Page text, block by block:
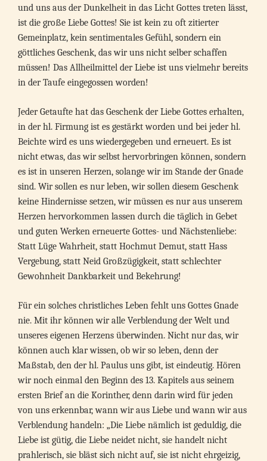
und uns aus der Dunkelheit in das Licht Gottes treten lässt,
ist die große Liebe Gottes! Sie ist kein zu oft zitierter
Gemeinplatz, kein sentimentales Gefühl, sondern ein
göttliches Geschenk, das wir uns nicht selber schaffen
müssen! Das Allheilmittel der Liebe ist uns vielmehr bereits
in der Taufe eingegossen worden!
Jeder Getaufte hat das Geschenk der Liebe Gottes erhalten,
in der hl. Firmung ist es gestärkt worden und bei jeder hl.
Beichte wird es uns wiedergegeben und erneuert. Es ist
nicht etwas, das wir selbst hervorbringen können, sondern
es ist in unseren Herzen, solange wir im Stande der Gnade
sind. Wir sollen es nur leben, wir sollen diesem Geschenk
keine Hindernisse setzen, wir müssen es nur aus unserem
Herzen hervorkommen lassen durch die täglich in Gebet
und guten Werken erneuerte Gottes- und Nächstenliebe:
Statt Lüge Wahrheit, statt Hochmut Demut, statt Hass
Vergebung, statt Neid Großzügigkeit, statt schlechter
Gewohnheit Dankbarkeit und Bekehrung!
Für ein solches christliches Leben fehlt uns Gottes Gnade
nie. Mit ihr können wir alle Verblendung der Welt und
unseres eigenen Herzens überwinden. Nicht nur das, wir
können auch klar wissen, ob wir so leben, denn der
Maßstab, den der hl. Paulus uns gibt, ist eindeutig. Hören
wir noch einmal den Beginn des 13. Kapitels aus seinem
ersten Brief an die Korinther, denn darin wird für jeden
von uns erkennbar, wann wir aus Liebe und wann wir aus
Verblendung handeln: „Die Liebe nämlich ist geduldig, die
Liebe ist gütig, die Liebe neidet nicht, sie handelt nicht
prahlerisch, sie bläst sich nicht auf, sie ist nicht ehrgeizig,